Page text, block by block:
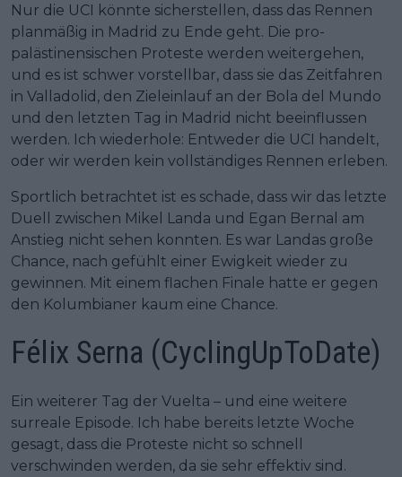
Nur die UCI könnte sicherstellen, dass das Rennen
planmäßig in Madrid zu Ende geht. Die pro-
palästinensischen Proteste werden weitergehen,
und es ist schwer vorstellbar, dass sie das Zeitfahren
in Valladolid, den Zieleinlauf an der Bola del Mundo
und den letzten Tag in Madrid nicht beeinflussen
werden. Ich wiederhole: Entweder die UCI handelt,
oder wir werden kein vollständiges Rennen erleben.
Sportlich betrachtet ist es schade, dass wir das letzte
Duell zwischen Mikel Landa und Egan Bernal am
Anstieg nicht sehen konnten. Es war Landas große
Chance, nach gefühlt einer Ewigkeit wieder zu
gewinnen. Mit einem flachen Finale hatte er gegen
den Kolumbianer kaum eine Chance.
Félix Serna (CyclingUpToDate)
Ein weiterer Tag der Vuelta – und eine weitere
surreale Episode. Ich habe bereits letzte Woche
gesagt, dass die Proteste nicht so schnell
verschwinden werden, da sie sehr effektiv sind.